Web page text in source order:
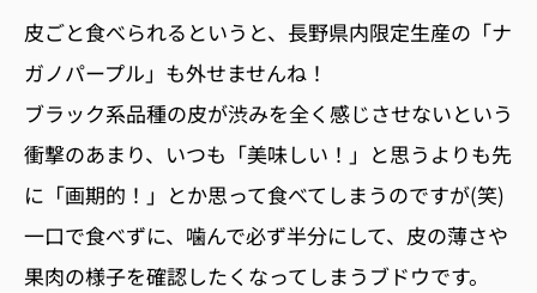
皮ごと食べられるというと、長野県内限定生産の「ナ
ガノパープル」も外せませんね！
ブラック系品種の皮が渋みを全く感じさせないという
衝撃のあまり、いつも「美味しい！」と思うよりも先
に「画期的！」とか思って食べてしまうのですが(笑)
一口で食べずに、噛んで必ず半分にして、皮の薄さや
果肉の様子を確認したくなってしまうブドウです。